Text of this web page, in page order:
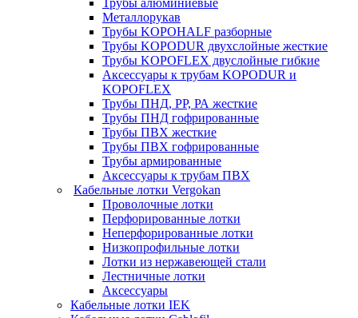
Металлорукав
Трубы KOPOHALF разборные
Трубы KOPODUR двухслойные жесткие
Трубы KOPOFLEX двуслойные гибкие
Аксессуары к трубам KOPODUR и
KOPOFLEX
Трубы ПНД, РР, РА жесткие
Трубы ПНД гофрированные
Трубы ПВХ жесткие
Трубы ПВХ гофрированные
Трубы армированные
Аксессуары к трубам ПВХ
Кабельные лотки Vergokan
Проволочные лотки
Перфорированные лотки
Неперфорированные лотки
Низкопрофильные лотки
Лотки из нержавеющей стали
Лестничные лотки
Аксессуары
Кабельные лотки IEK